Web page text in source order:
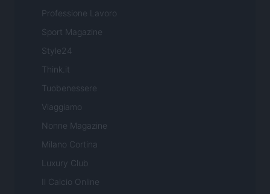
Professione Lavoro
Sport Magazine
Style24
Think.it
Tuobenessere
Viaggiamo
Nonne Magazine
Milano Cortina
Luxury Club
Il Calcio Online